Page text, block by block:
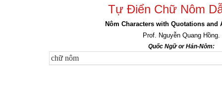
Tự Điển Chữ Nôm
Nôm Characters with Quotations and
Prof. Nguyễn Quang Hồng.
Quốc Ngữ or Hán-Nôm: